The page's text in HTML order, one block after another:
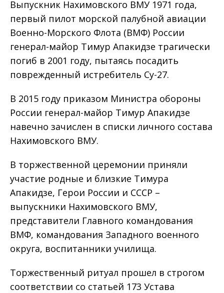
Выпускник Нахимовского ВМУ 1971 года,
первый пилот морской палубной авиации
Военно-Морского Флота (ВМФ) России
генерал-майор Тимур Апакидзе трагически
погиб в 2001 году, пытаясь посадить
поврежденный истребитель Су-27.
В 2015 году приказом Министра обороны
России генерал-майор Тимур Апакидзе
навечно зачислен в списки личного состава
Нахимовского ВМУ.
В торжественной церемонии приняли
участие родные и близкие Тимура
Апакидзе, Герои России и СССР –
выпускники Нахимовского ВМУ,
представители Главного командования
ВМФ, командования Западного военного
округа, воспитанники училища.
Торжественный ритуал прошел в строгом
соответствии со статьей 173 Устава